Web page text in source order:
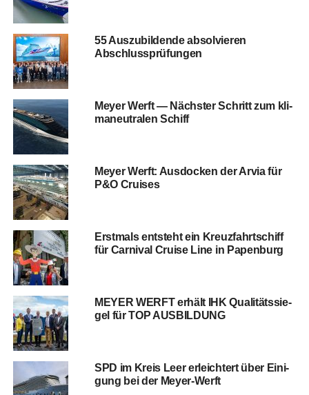
55 Aus­zu­bil­den­de absol­vie­ren
Abschluss­prü­fun­gen
Mey­er Werft — Nächs­ter Schritt zum kli­
ma­neu­tra­len Schiff
Mey­er Werft: Aus­do­cken der Arvia für
P&O Cruises
Erst­mals ent­steht ein Kreuz­fahrt­schiff
für Car­ni­val Crui­se Line in Papenburg
MEYER WERFT erhält IHK Qua­li­täts­sie­
gel für TOP AUSBILDUNG
SPD im Kreis Leer erleich­tert über Eini­
gung bei der Meyer-Werft